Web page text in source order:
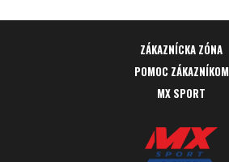
ZÁKAZNÍCKA ZÓNA
POMOC ZÁKAZNÍKOM
MX SPORT